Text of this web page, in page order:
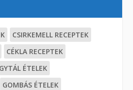
CSIRKEMELL RECEPTEK
CÉKLA RECEPTEK
ÉTELEK
GOMBÁS ÉTELEK